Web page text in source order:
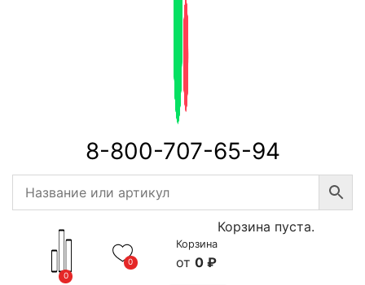
8-800-707-65-94
0
0
Корзина
0 ₽
Корзина пуста.